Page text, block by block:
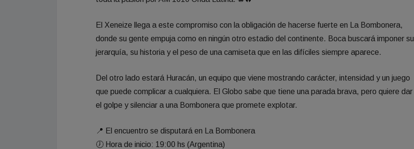
El Xeneize llega a este compromiso con la obligación de hacerse fuerte en La Bombonera,
donde su gente empuja como en ningún otro estadio del continente. Boca buscará imponer su
jerarquía, su historia y el peso de una camiseta que en las difíciles siempre aparece.
Del otro lado estará Huracán, un equipo que viene mostrando carácter, intensidad y un juego
que puede complicar a cualquiera. El Globo sabe que tiene una parada brava, pero quiere dar
el golpe y silenciar a una Bombonera que promete explotar.
📍 El encuentro se disputará en La Bombonera
🕖 Hora de inicio: 19:00 hs (Argentina)